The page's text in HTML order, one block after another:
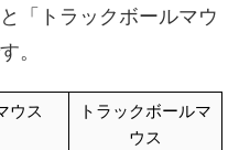
「トラックボールマウ
。
ウス
トラックボールマ
ウス